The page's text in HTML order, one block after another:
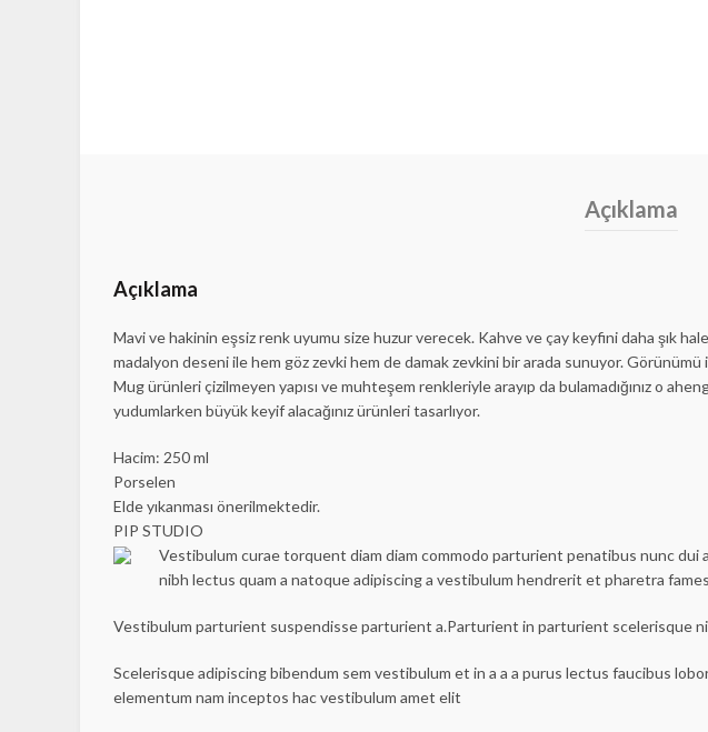
Açıklama
Açıklama
Mavi ve hakinin eşsiz renk uyumu size huzur verecek. Kahve ve çay keyfini daha şık
madalyon deseni ile hem göz zevki hem de damak zevkini bir arada sunuyor.
Mug ürünleri çizilmeyen yapısı ve muhteşem renkleriyle arayıp da bulamadığınız o
yudumlarken büyük keyif alacağınız ürünleri tasarlıyor.
Hacim: 250 ml
Porselen
Elde yıkanması önerilmektedir.
PIP STUDIO
Vestibulum curae torquent diam diam commodo parturient penatibus nunc
nibh lectus quam a natoque adipiscing a vestibulum hendrerit et pharetra
Vestibulum parturient suspendisse parturient a.Parturient in parturient scelerisque
Scelerisque adipiscing bibendum sem vestibulum et in a a a purus lectus faucibus
elementum nam inceptos hac vestibulum amet elit